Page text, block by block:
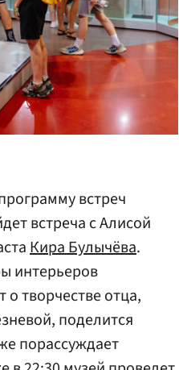
встреч
встреча с Алисой
Кира Булычёва.
интерьеров
о творчестве отца,
поделится
порассуждает